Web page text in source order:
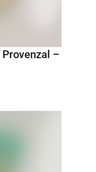
Provenzal –